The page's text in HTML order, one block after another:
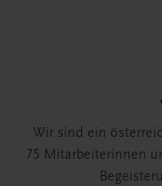
Wir sind ein
75 Mitarbeiterinnen